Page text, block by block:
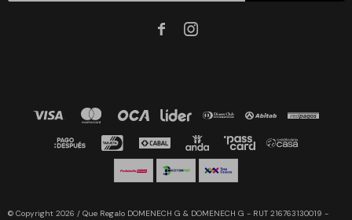
 
© Copyright 2026 / Que Regalo DOMENECH G & DOMENECH G - RUT 216763130019 -